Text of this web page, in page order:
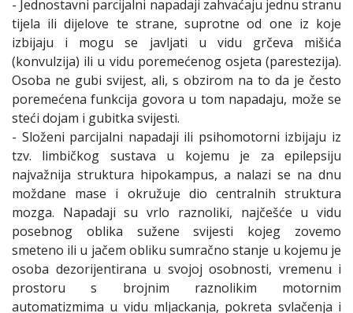
- Jednostavni parcijalni napadaji zahvaćaju jednu stranu
tijela ili dijelove te strane, suprotne od one iz koje
izbijaju i mogu se javljati u vidu grčeva mišića
(konvulzija) ili u vidu poremećenog osjeta (parestezija).
Osoba ne gubi svijest, ali, s obzirom na to da je često
poremećena funkcija govora u tom napadaju, može se
steći dojam i gubitka svijesti.
- Složeni parcijalni napadaji ili psihomotorni izbijaju iz
tzv. limbičkog sustava u kojemu je za epilepsiju
najvažnija struktura hipokampus, a nalazi se na dnu
moždane mase i okružuje dio centralnih struktura
mozga. Napadaji su vrlo raznoliki, najčešće u vidu
posebnog oblika sužene svijesti kojeg zovemo
smeteno ili u jačem obliku sumračno stanje u kojemu je
osoba dezorijentirana u svojoj osobnosti, vremenu i
prostoru s brojnim raznolikim motornim
automatizmima u vidu mljackanja, pokreta svlačenja i